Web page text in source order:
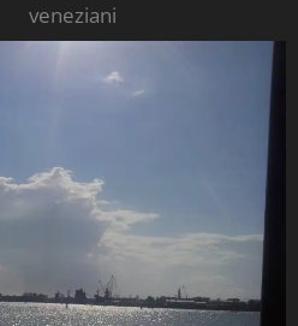
veneziani